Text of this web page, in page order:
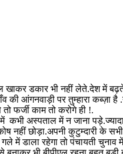
डकार भी नहीं लेते.देश में
की आंगनवाड़ी पर तुम्हारा
फर्जी काम तो करोगे ही !.
में कभी अस्पताल में न जाना
नहीं छोड़ा.अपनी कुटुम्दारी
में डाला रहेगा तो पंचायती